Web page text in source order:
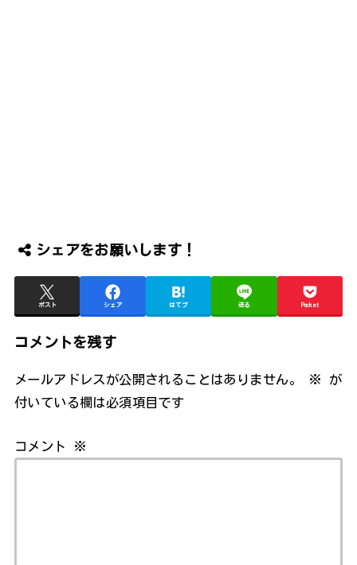
シェアをお願いします！
ポスト シェア はてブ 送る Pocket
コメントを残す
メールアドレスが公開されることはありません。 ※
が
付いている欄は必須項目です
コメント ※